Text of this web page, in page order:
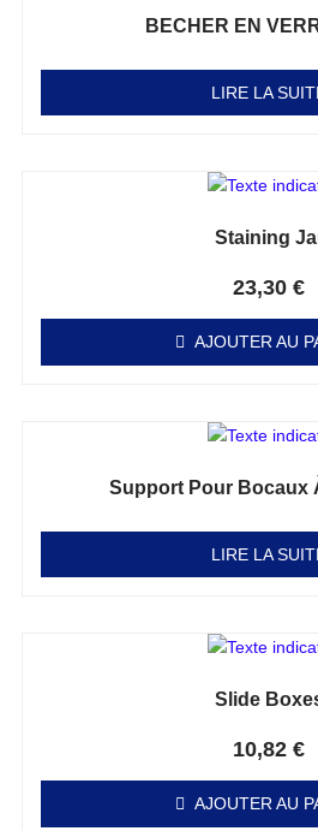
BECHER EN
LIRE LA
Staining
23,30 €
AJOUTER AU
Support Pour Bocaux
LIRE LA
Slide
10,82 €
AJOUTER AU